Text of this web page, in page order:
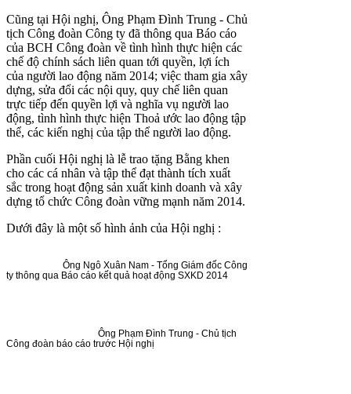
Cũng tại Hội nghị, Ông Phạm Đình Trung - Chủ
tịch Công đoàn Công ty đã thông qua Báo cáo
của BCH Công đoàn về tình hình thực hiện các
chế độ chính sách liên quan tới quyền, lợi ích
của người lao động năm 2014; việc tham gia xây
dựng, sửa đổi các nội quy, quy chế liên quan
trực tiếp đến quyền lợi và nghĩa vụ người lao
động, tình hình thực hiện Thoả ước lao động tập
thể, các kiến nghị của tập thể người lao động.
Phần cuối Hội nghị là lễ trao tặng Bằng khen
cho các cá nhân và tập thể đạt thành tích xuất
sắc trong hoạt động sản xuất kinh doanh và xây
dựng tổ chức Công đoàn vững mạnh năm 2014.
Dưới đây là một số hình ảnh của Hội nghị :
Ông Ngô Xuân Nam - Tổng Giám đốc Công
ty thông qua Báo cáo kết quả hoạt động SXKD 2014
Ông Phạm Đình Trung - Chủ tịch
Công đoàn báo cáo trước Hội nghị